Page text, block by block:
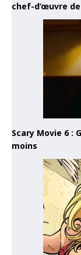
chef-d’œuvre
Scary Movie 6 :
moins